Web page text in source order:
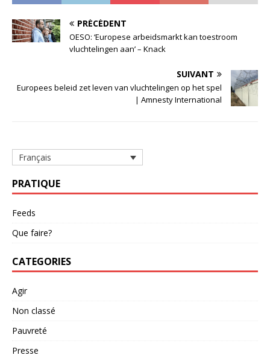
PRÉCÉDENT
OESO: ‘Europese arbeidsmarkt kan toestroom
vluchtelingen aan’ – Knack
SUIVANT
Europees beleid zet leven van vluchtelingen op het spel
| Amnesty International
Français
PRATIQUE
Feeds
Que faire?
CATEGORIES
Agir
Non classé
Pauvreté
Presse